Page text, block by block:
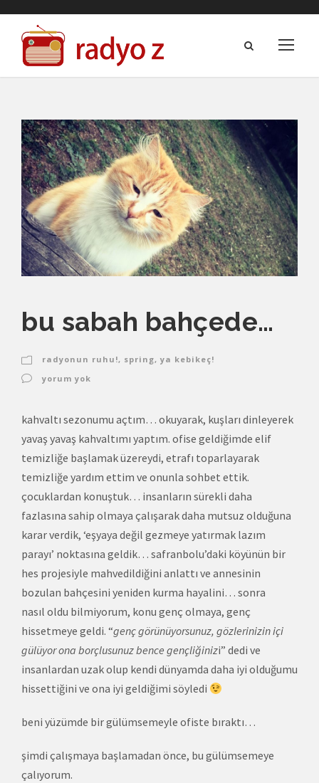
bu sabah bahçede…
radyonun ruhu!, spring, ya kebikeç!
yorum yok
kahvaltı sezonumu açtım… okuyarak, kuşları dinleyerek
yavaş yavaş kahvaltımı yaptım. ofise geldiğimde elif
temizliğe başlamak üzereydi, etrafı toparlayarak
temizliğe yardım ettim ve onunla sohbet ettik.
çocuklardan konuştuk… insanların sürekli daha
fazlasına sahip olmaya çalışarak daha mutsuz olduğuna
karar verdik, ‘eşyaya değil gezmeye yatırmak lazım
parayı’ noktasına geldik… safranbolu’daki köyünün bir
hes projesiyle mahvedildiğini anlattı ve annesinin
bozulan bahçesini yeniden kurma hayalini… sonra
nasıl oldu bilmiyorum, konu genç olmaya, genç
hissetmeye geldi. “genç görünüyorsunuz, gözlerinizin içi
gülüyor ona borçlusunuz bence gençliğinizi” dedi ve
insanlardan uzak olup kendi dünyamda daha iyi olduğumu
hissettiğini ve ona iyi geldiğimi söyledi
beni yüzümde bir gülümsemeyle ofiste bıraktı…
şimdi çalışmaya başlamadan önce, bu gülümsemeye
çalıyorum.